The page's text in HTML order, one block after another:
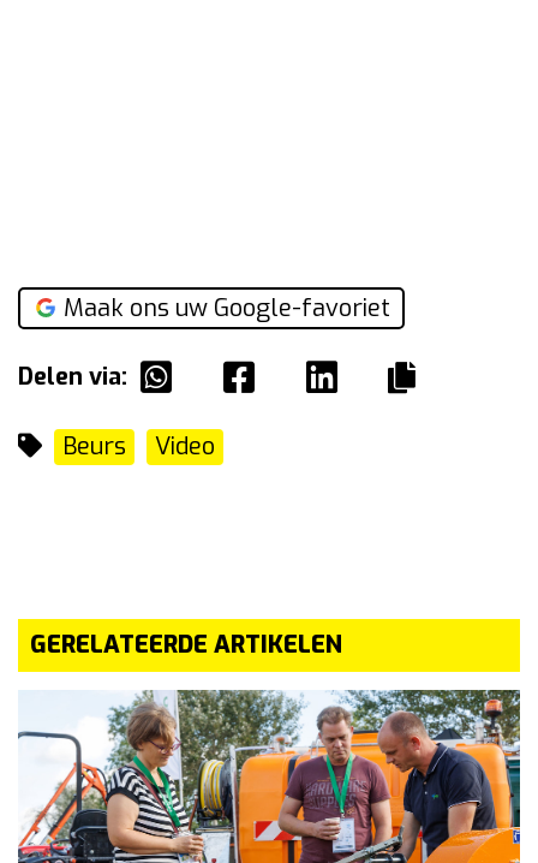
Maak ons uw Google-favoriet
Delen via:
Beurs Video
GERELATEERDE ARTIKELEN